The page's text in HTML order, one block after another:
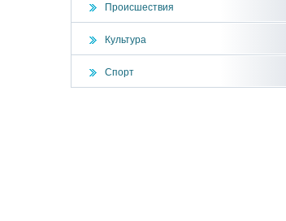
Происшествия
Культура
Спорт